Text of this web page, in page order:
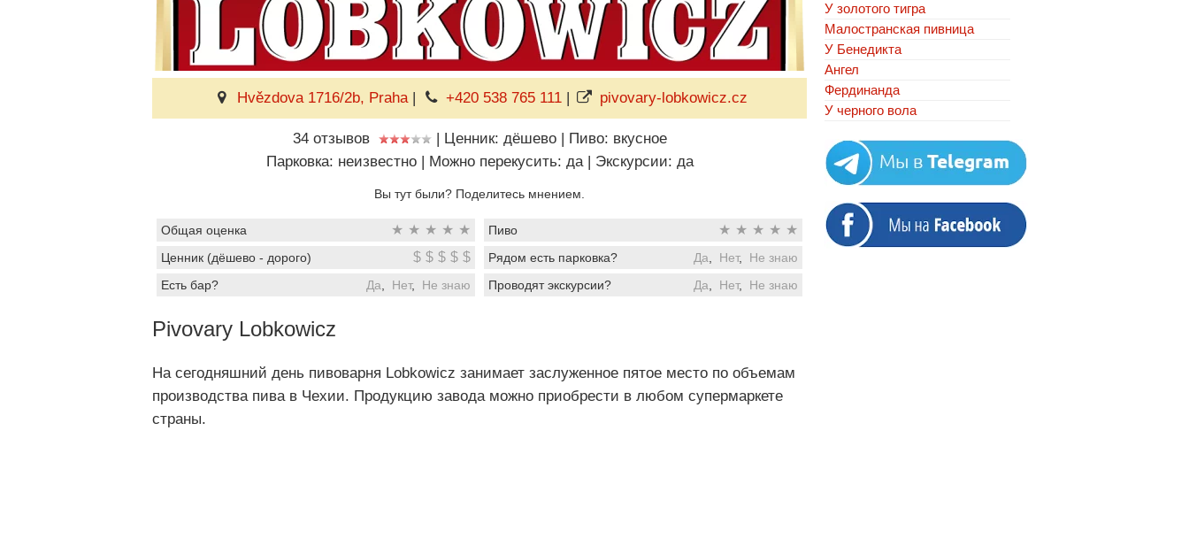
Hvězdova 1716/2b, Praha| +420 538 765 111| pivovary-lobkowicz.cz
34 отзывов | Ценник: дёшево | Пиво: вкусное
Парковка: неизвестно | Можно перекусить: да | Экскурсии: да
Вы тут были? Поделитесь мнением.
Общая оценка ★ ★ ★ ★ ★ Пиво ★ ★ ★ ★ ★
Ценник (дёшево - дорого) $ $ $ $ $ Рядом есть парковка? Да Нет, Не знаю
Есть бар?
Да Нет, Не знаю Проводят экскурсии? Да Нет, Не знаю
Pivovary Lobkowicz
На сегодняшний день пивоварня Lobkowicz занимает заслуженное пятое место по объемам
производства пива в Чехии. Продукцию завода можно приобрести в любом супермаркете
страны.
У золотого тигра
Малостранская пивница
У Бенедикта
Ангел
Фердинанда
У черного вола